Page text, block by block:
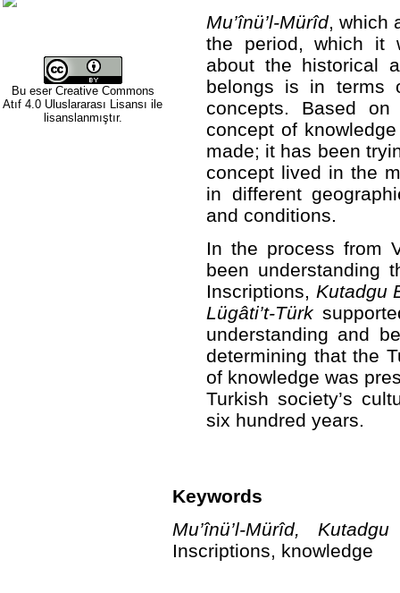
Bu eser Creative Commons
Atıf 4.0 Uluslararası Lisansı ile
lisanslanmıştır.
Mu’înü’l-Mürîd, which
the period, which it
about the historical
belongs is in terms
concepts. Based
concept of
made; it has been
concept lived in the
in different
and conditions.
In the process from
been understanding
Inscriptions, Kutadgu
Lügâti’t-Türk
understanding and
determining that the
of knowledge was
Turkish society’s
six hundred years.
Keywords
Mu’înü’l-Mürîd,
Inscriptions, knowledge